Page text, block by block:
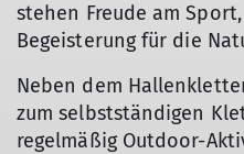
stehen Freude am
Begeisterung für die
Neben dem
zum selbstständigen
regelmäßig Outdoor-